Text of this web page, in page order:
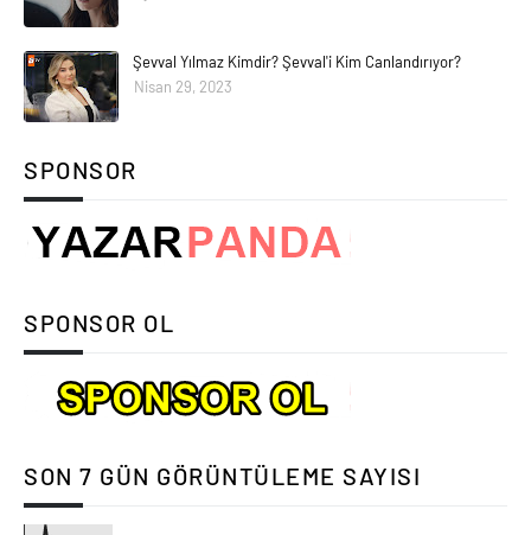
Şevval Yılmaz Kimdir? Şevval'i Kim Canlandırıyor?
Nisan 29, 2023
SPONSOR
SPONSOR OL
SON 7 GÜN GÖRÜNTÜLEME SAYISI